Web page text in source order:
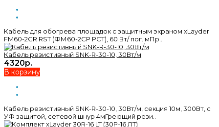
Кабель для обогрева площадок с защитным экраном xLayder
FM60-2CR RST (ФМ60-2CР РСТ), 60 Вт/ пог. мПр..
Кабель резистивный SNK-R-30-10, 30Вт/м
4320р.
В корзину
Кабель резистивный SNK-R-30-10, 30Вт/м, секция 10м, 300Вт, с
УФ защитой, сетевой шнур 4мГреющий рези..